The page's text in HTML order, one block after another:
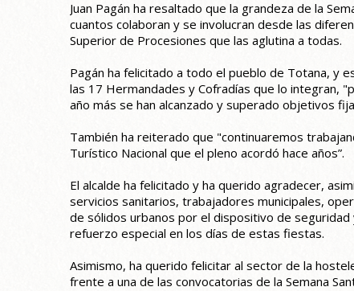
Juan Pagán ha resaltado que la grandeza de la
cuantos colaboran y se involucran desde las
Superior de Procesiones que las aglutina a todas.
Pagán ha felicitado a todo el pueblo de Totana, y
las 17 Hermandades y Cofradías que lo integran,
año más se han alcanzado y superado objetivos
También ha reiterado que "continuaremos
Turístico Nacional que el pleno acordó hace años”.
El alcalde ha felicitado y ha querido agradecer,
servicios sanitarios, trabajadores municipales,
de sólidos urbanos por el dispositivo de
refuerzo especial en los días de estas fiestas.
Asimismo, ha querido felicitar al sector de la
frente a una de las convocatorias de la Semana